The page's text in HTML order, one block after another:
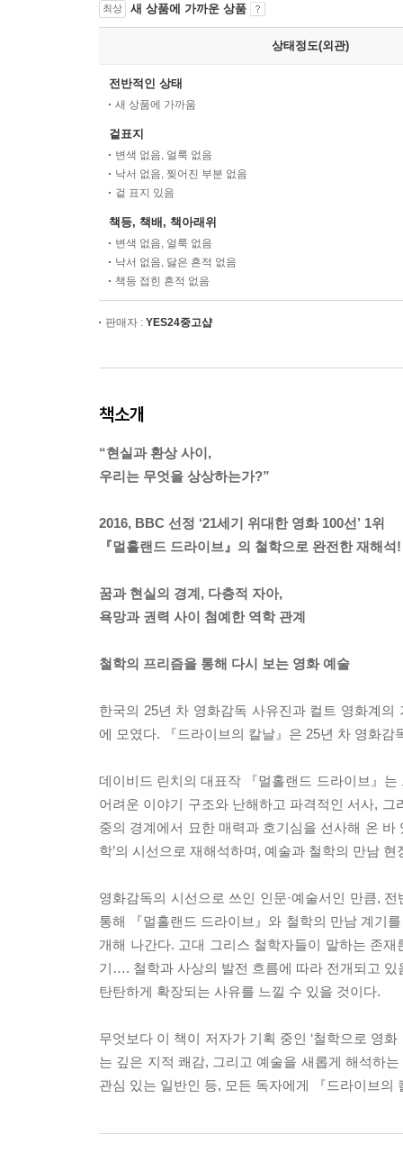
최상 새 상품에 가까운 상품
상태정도(외관)
전반적인 상태
새 상품에 가까움
겉표지
변색 없음, 얼룩 없음
낙서 없음, 찢어진 부분 없음
겉 표지 있음
책등, 책배, 책아래위
변색 없음, 얼룩 없음
낙서 없음, 닳은 흔적 없음
책등 접힌 흔적 없음
판매자 : YES24중고샵
책소개
“현실과 환상 사이,
우리는 무엇을 상상하는가?”
2016, BBC 선정 ‘21세기 위대한 영화 100선’ 1위
『멀홀랜드 드라이브』의 철학으로 완전한 재해석!
꿈과 현실의 경계, 다층적 자아,
욕망과 권력 사이 첨예한 역학 관계
철학의 프리즘을 통해 다시 보는 영화 예술
한국의 25년 차 영화감독 사유진과 컬트 영화계
에 모였다. 『드라이브의 칼날』은 25년 차 영화
데이비드 린치의 대표작 『멀홀랜드 드라이브』
어려운 이야기 구조와 난해하고 파격적인 서사,
중의 경계에서 묘한 매력과 호기심을 선사해 온
학’의 시선으로 재해석하며, 예술과 철학의 만남
영화감독의 시선으로 쓰인 인문·예술서인 만큼,
통해 『멀홀랜드 드라이브』와 철학의 만남 계기
개해 나간다. 고대 그리스 철학자들이 말하는 존
기…. 철학과 사상의 발전 흐름에 따라 전개되고
탄탄하게 확장되는 사유를 느낄 수 있을 것이다.
무엇보다 이 책이 저자가 기획 중인 ‘철학으로 영
는 깊은 지적 쾌감, 그리고 예술을 새롭게 해석하
관심 있는 일반인 등, 모든 독자에게 『드라이브